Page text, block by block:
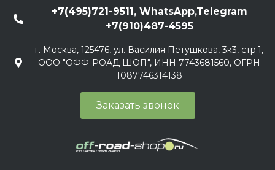
+7(495)721-9511, WhatsApp,Telegram
+7(910)487-4595
г. Москва, 125476, ул. Василия Петушкова, 3к3, стр.1,
ООО "ОФФ-РОАД ШОП", ИНН 7743681560, ОГРН
1087746314138
Заказать звонок